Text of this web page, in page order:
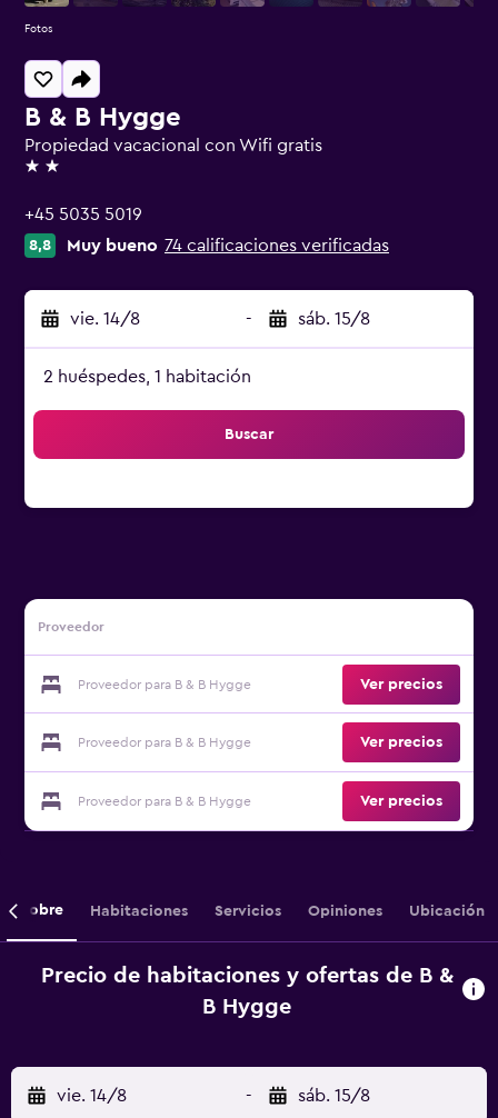
B & B Hygge
Propiedad vacacional con Wifi gratis
2 estrellas
+45 5035 5019
8,8 Muy bueno 74 calificaciones verificadas
vie. 14/8 - sáb. 15/8
2 huéspedes, 1 habitación
Buscar
Proveedor
Proveedor para B & B Hygge Ver precios
Proveedor para B & B Hygge Ver precios
Proveedor para B & B Hygge Ver precios
Fotos
Sobre Habitaciones Servicios Opiniones Ubicación
Precio de habitaciones y ofertas de B &
B Hygge
vie. 14/8 - sáb. 15/8